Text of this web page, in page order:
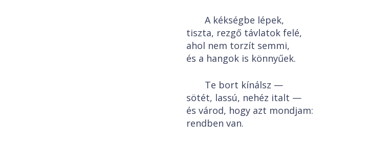
A kékségbe lépek,
tiszta, rezgő távlatok felé,
ahol nem torzít semmi,
és a hangok is könnyűek.
Te bort kínálsz —
sötét, lassú, nehéz italt —
és várod, hogy azt mondjam:
rendben van.